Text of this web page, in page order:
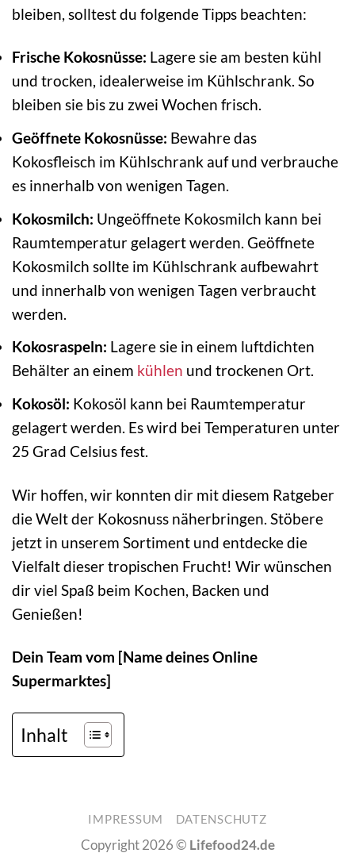
bleiben, solltest du folgende Tipps beachten:
Frische Kokosnüsse: Lagere sie am besten kühl
und trocken, idealerweise im Kühlschrank. So
bleiben sie bis zu zwei Wochen frisch.
Geöffnete Kokosnüsse: Bewahre das
Kokosfleisch im Kühlschrank auf und verbrauche
es innerhalb von wenigen Tagen.
Kokosmilch: Ungeöffnete Kokosmilch kann bei
Raumtemperatur gelagert werden. Geöffnete
Kokosmilch sollte im Kühlschrank aufbewahrt
und innerhalb von wenigen Tagen verbraucht
werden.
Kokosraspeln: Lagere sie in einem luftdichten
Behälter an einem kühlen und trockenen Ort.
Kokosöl: Kokosöl kann bei Raumtemperatur
gelagert werden. Es wird bei Temperaturen unter
25 Grad Celsius fest.
Wir hoffen, wir konnten dir mit diesem Ratgeber
die Welt der Kokosnuss näherbringen. Stöbere
jetzt in unserem Sortiment und entdecke die
Vielfalt dieser tropischen Frucht! Wir wünschen
dir viel Spaß beim Kochen, Backen und
Genießen!
Dein Team vom [Name deines Online
Supermarktes]
Inhalt
IMPRESSUM DATENSCHUTZ
Copyright 2026 © Lifefood24.de